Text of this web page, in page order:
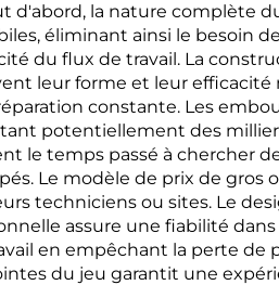
d'abord, la nature complète
éliminant ainsi le besoin
du flux de travail. La
leur forme et leur
constante. Les
potentiellement des
le temps passé à chercher
Le modèle de prix de
techniciens ou sites. Le
assure une fiabilité
en empêchant la perte de
du jeu garantit une